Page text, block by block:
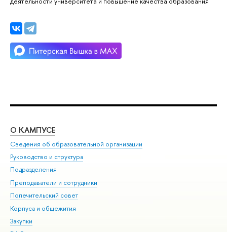
О КАМПУСЕ
Сведения об образовательной организации
Руководство и структура
Подразделения
Преподаватели и сотрудники
Попечительский совет
Корпуса и общежития
Закупки